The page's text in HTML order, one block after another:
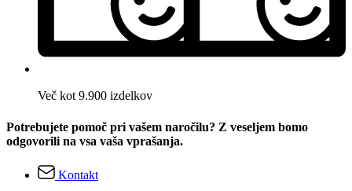
Več kot 9.900 izdelkov
Potrebujete pomoč pri vašem naročilu? Z veseljem bomo
odgovorili na vsa vaša vprašanja.
Kontakt